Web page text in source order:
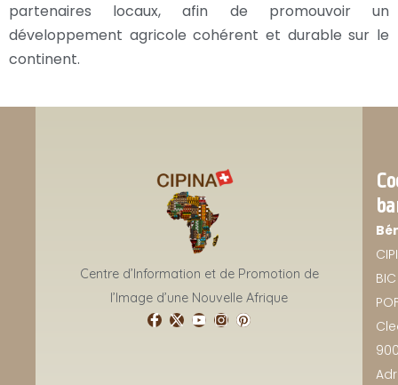
partenaires locaux, afin de promouvoir un
développement agricole cohérent et durable sur le
continent.
Centre d’Information et de Promotion de
l’Image d’une Nouvelle Afrique